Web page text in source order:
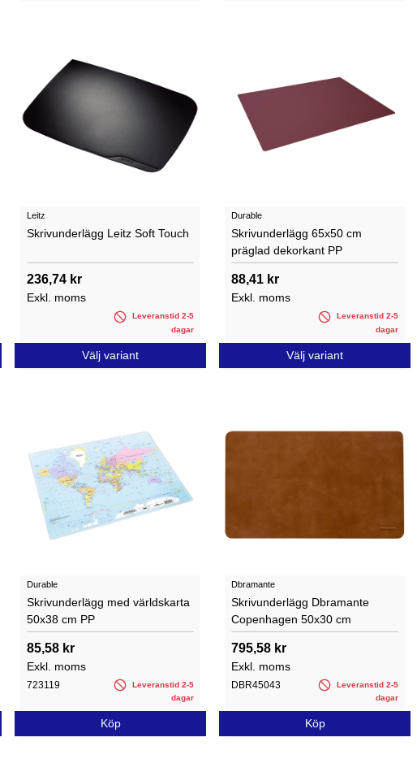
Leitz
Skrivunderlägg Leitz Soft Touch
236,74 kr
Exkl. moms
Leveranstid 2-5
dagar
Välj variant
Durable
Skrivunderlägg 65x50 cm
präglad dekorkant PP
88,41 kr
Exkl. moms
Leveranstid 2-5
dagar
Välj variant
Durable
Skrivunderlägg med världskarta
50x38 cm PP
85,58 kr
Exkl. moms
723119
Leveranstid 2-5
dagar
Köp
Dbramante
Skrivunderlägg Dbramante
Copenhagen 50x30 cm
795,58 kr
Exkl. moms
DBR45043
Leveranstid 2-5
dagar
Köp